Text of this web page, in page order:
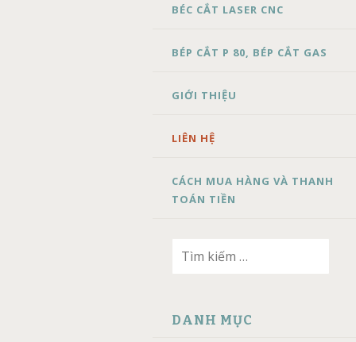
BÉC CẮT LASER CNC
BÉP CẮT P 80, BÉP CẮT GAS
GIỚI THIỆU
LIÊN HỆ
CÁCH MUA HÀNG VÀ THANH
TOÁN TIỀN
DANH MỤC